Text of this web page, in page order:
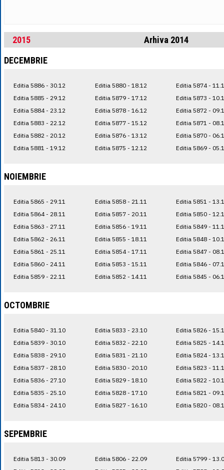
2015
Arhiva 2014
DECEMBRIE
Editia 5886 - 30.12
Editia 5885 - 29.12
Editia 5884 - 23.12
Editia 5883 - 22.12
Editia 5882 - 20.12
Editia 5881 - 19.12
Editia 5880 - 18.12
Editia 5879 - 17.12
Editia 5878 - 16.12
Editia 5877 - 15.12
Editia 5876 - 13.12
Editia 5875 - 12.12
Editia 5874 -
Editia 5873 -
Editia 5872 -
Editia 5871 -
Editia 5870 -
Editia 5869 -
NOIEMBRIE
Editia 5865 - 29.11
Editia 5864 - 28.11
Editia 5863 - 27.11
Editia 5862 - 26.11
Editia 5861 - 25.11
Editia 5860 - 24.11
Editia 5859 - 22.11
Editia 5858 - 21.11
Editia 5857 - 20.11
Editia 5856 - 19.11
Editia 5855 - 18.11
Editia 5854 - 17.11
Editia 5853 - 15.11
Editia 5852 - 14.11
Editia 5851 -
Editia 5850 -
Editia 5849 -
Editia 5848 -
Editia 5847 -
Editia 5846 -
Editia 5845 -
OCTOMBRIE
Editia 5840 - 31.10
Editia 5839 - 30.10
Editia 5838 - 29.10
Editia 5837 - 28.10
Editia 5836 - 27.10
Editia 5835 - 25.10
Editia 5834 - 24.10
Editia 5833 - 23.10
Editia 5832 - 22.10
Editia 5831 - 21.10
Editia 5830 - 20.10
Editia 5829 - 18.10
Editia 5828 - 17.10
Editia 5827 - 16.10
Editia 5826 -
Editia 5825 -
Editia 5824 -
Editia 5823 -
Editia 5822 -
Editia 5821 -
Editia 5820 -
SEPEMBRIE
Editia 5813 - 30.09
Editia 5806 - 22.09
Editia 5799 -